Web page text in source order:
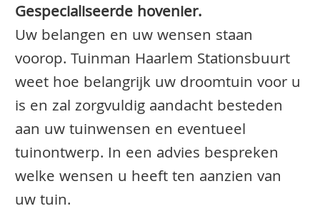
Gespecialiseerde hovenier.
Uw belangen en uw wensen staan
voorop. Tuinman Haarlem Stationsbuurt
weet hoe belangrijk uw droomtuin voor u
is en zal zorgvuldig aandacht besteden
aan uw tuinwensen en eventueel
tuinontwerp. In een advies bespreken
welke wensen u heeft ten aanzien van
uw tuin.